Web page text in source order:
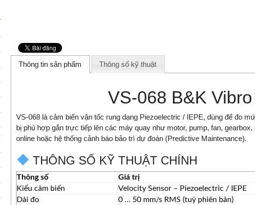
Thông tin sản phẩm Thông số kỹ thuật
VS-068 B&K
VS-068 là cảm biến vận tốc rung dạng Piezoelectric / IEPE, dùng để đo
bị phù hợp gắn trực tiếp lên các máy quay như motor, pump, fan,
online hoặc hệ thống cảnh báo bảo trì dự đoán (Predictive Maintenance).
THÔNG SỐ KỸ THUẬT CHÍNH
Thông số
Giá trị
Kiểu cảm biến
Velocity Sensor – Piezoelectric / IEPE
Dải đo
0 … 50 mm/s RMS (tuỳ phiên bản)